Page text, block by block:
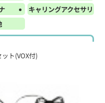
キャリングアクセサリ
ト(VOX付)